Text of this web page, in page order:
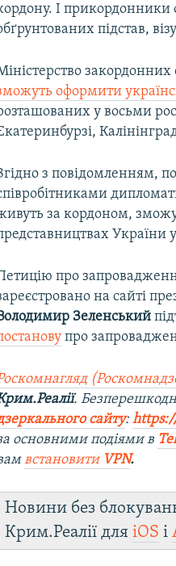
І прикордонники
підстав,
оформити
у восьми
з повідомленням,
за кордоном,
України
про
на сайті
Зеленський
про
.
сайту:
основними подіями в
встановити VPN.
Новини без
Крим.Реалії дляiOS і